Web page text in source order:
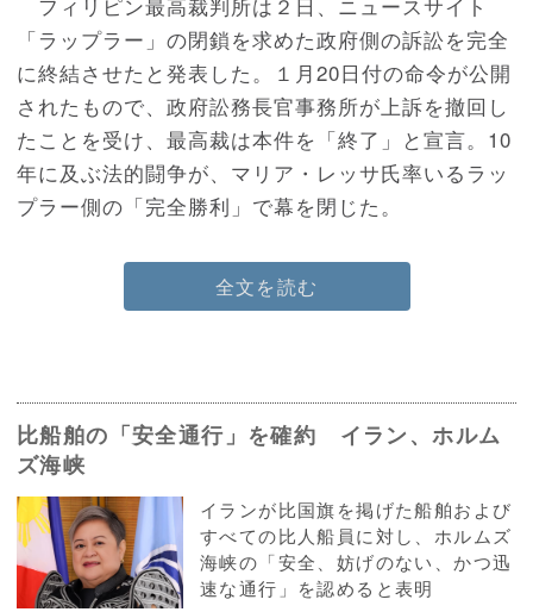
「ラップラー」の閉鎖を求めた政府側の訴訟を完全
に終結させたと発表した。１月20日付の命令が公開
されたもので、政府訟務長官事務所が上訴を撤回し
たことを受け、最高裁は本件を「終了」と宣言。10
年に及ぶ法的闘争が、マリア・レッサ氏率いるラッ
プラー側の「完全勝利」で幕を閉じた。
全文を読む
比船舶の「安全通行」を確約 イラン、ホルム
ズ海峡
イランが比国旗を掲げた船舶および
すべての比人船員に対し、ホルムズ
海峡の「安全、妨げのない、かつ迅
速な通行」を認めると表明